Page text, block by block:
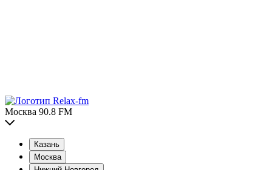
Москва 90.8 FM
Казань
Москва